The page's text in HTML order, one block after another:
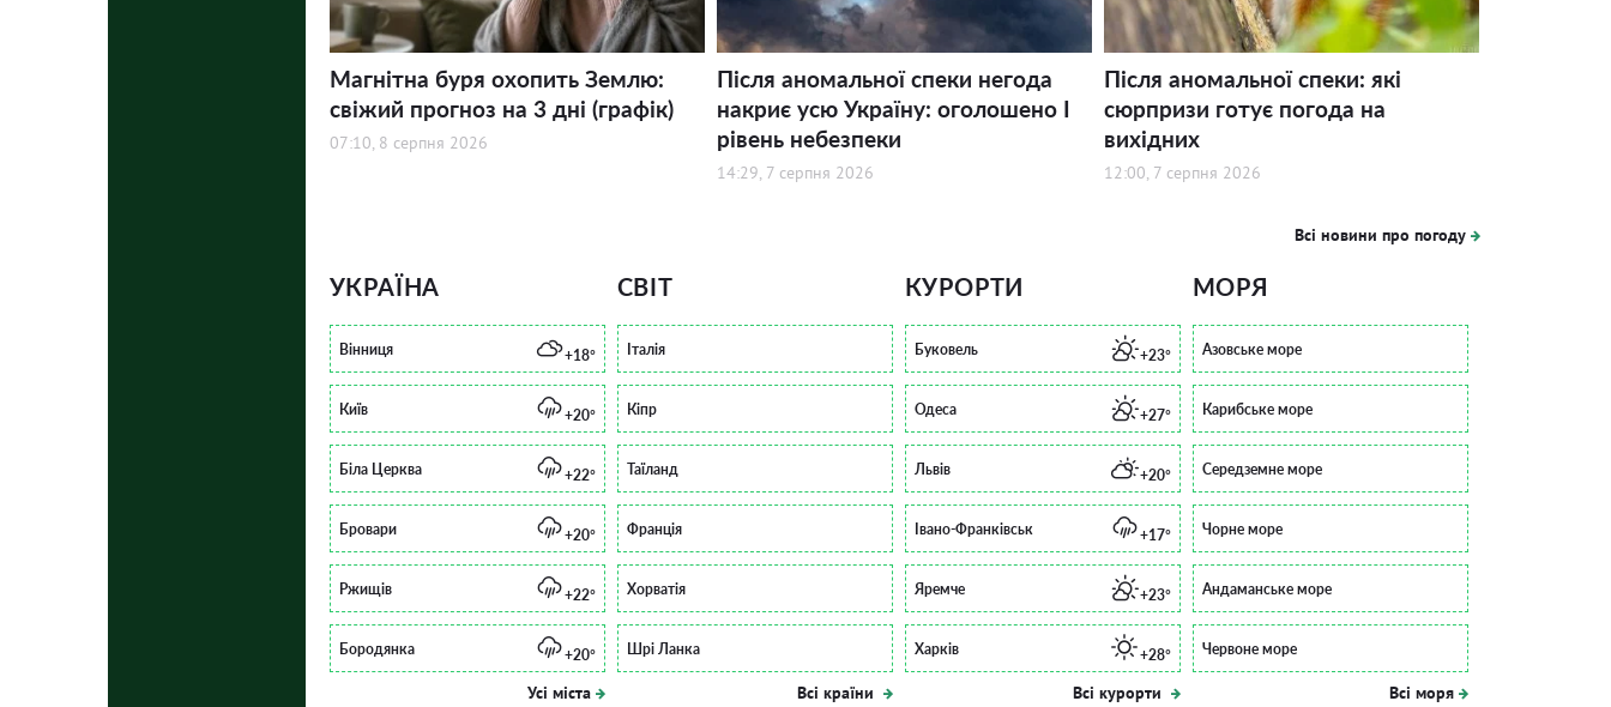
Магнітна буря охопить Землю:
свіжий прогноз на 3 дні (графік)
07:10, 8 серпня 2026
Після аномальної спеки негода
накриє усю Україну: оголошено І
рівень небезпеки
14:29, 7 серпня 2026
Після аномальної спеки: які
сюрпризи готує погода на
вихідних
12:00, 7 серпня 2026
Всі новини про погоду
УКРАЇНА
Вінниця +18°
Київ +20°
Біла Церква +22°
Бровари +20°
Ржищів +22°
Бородянка +20°
Усі міста
СВІТ
Італія
Кіпр
Таїланд
Франція
Хорватія
Шрі Ланка
Всі країни
КУРОРТИ
Буковель +23°
Одеса +27°
Львів +20°
Івано-Франківськ +17°
Яремче +23°
Харків +28°
Всі курорти
МОРЯ
Азовське море
Карибське море
Середземне море
Чорне море
Андаманське море
Червоне море
Всі моря